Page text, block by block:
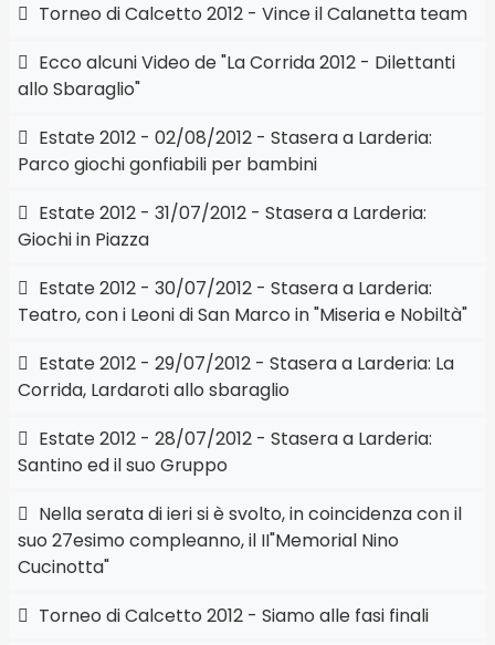
Torneo di Calcetto 2012 - Vince il Calanetta team
Ecco alcuni Video de "La Corrida 2012 - Dilettanti
allo Sbaraglio"
Estate 2012 - 02/08/2012 - Stasera a Larderia:
Parco giochi gonfiabili per bambini
Estate 2012 - 31/07/2012 - Stasera a Larderia:
Giochi in Piazza
Estate 2012 - 30/07/2012 - Stasera a Larderia:
Teatro, con i Leoni di San Marco in "Miseria e Nobiltà"
Estate 2012 - 29/07/2012 - Stasera a Larderia: La
Corrida, Lardaroti allo sbaraglio
Estate 2012 - 28/07/2012 - Stasera a Larderia:
Santino ed il suo Gruppo
Nella serata di ieri si è svolto, in coincidenza con il
suo 27esimo compleanno, il II"Memorial Nino
Cucinotta"
Torneo di Calcetto 2012 - Siamo alle fasi finali